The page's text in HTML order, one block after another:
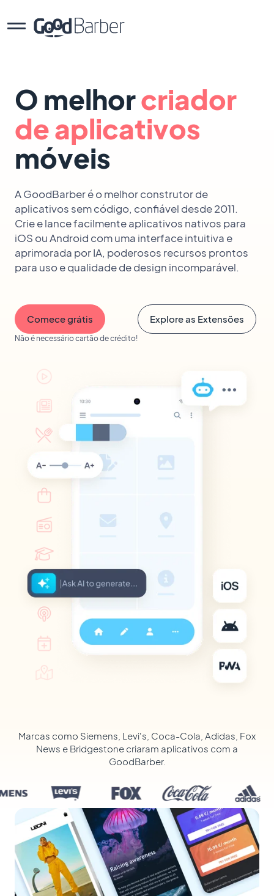
O melhorcriador
de aplicativos
móveis
A GoodBarber é o melhor construtor de
aplicativos sem código, confiável desde 2011.
Crie e lance facilmente aplicativos nativos para
iOS ou Android com uma interface intuitiva e
aprimorada por IA, poderosos recursos prontos
para uso e qualidade de design incomparável.
Comece grátis
Não é necessário cartão de crédito!
Explore as Extensões
Marcas como Siemens, Levi's, Coca-Cola, Adidas, Fox
News e Bridgestone criaram aplicativos com a
GoodBarber.